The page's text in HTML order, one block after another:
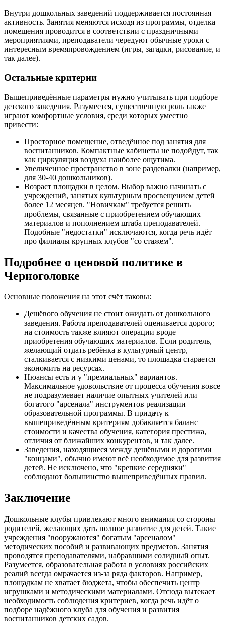
Внутри дошкольных заведений поддерживается постоянная
активность. Занятия меняются исходя из программы, отделка
помещения проводится в соответствии с праздничными
мероприятиями, преподаватели чередуют обычные уроки с
интересным времяпровождением (игры, загадки, рисование, и
так далее).
Остальные критерии
Вышеприведённые параметры нужно учитывать при подборе
детского заведения. Разумеется, существенную роль также
играют комфортные условия, среди которых уместно
привести:
Просторное помещение, отведённое под занятия для
воспитанников. Компактные кабинеты не подойдут, так
как циркуляция воздуха наиболее ощутима.
Увеличенное пространство в зоне раздевалки (например,
для 30-40 дошкольников).
Возраст площадки в целом. Выбор важно начинать с
учреждений, занятых культурным просвещением детей
более 12 месяцев. "Новичкам" требуется решить
проблемы, связанные с приобретением обучающих
материалов и пополнением штаба преподавателей.
Подобные "недостатки" исключаются, когда речь идёт
про филиалы крупных клубов "со стажем".
Подробнее о ценовой политике в
Черноголовке
Основные положения на этот счёт таковы:
Дешёвого обучения не стоит ожидать от дошкольного
заведения. Работа преподавателей оценивается дорого;
на стоимость также влияют операции вроде
приобретения обучающих материалов. Если родитель,
желающий отдать ребёнка в культурный центр,
сталкивается с низкими ценами, то площадка старается
экономить на ресурсах.
Нюансы есть и у "премиальных" вариантов.
Максимальное удовольствие от процесса обучения вовсе
не подразумевает наличие опытных учителей или
богатого "арсенала" инструментов реализации
образовательной программы. В придачу к
вышеприведённым критериям добавляется баланс
стоимости и качества обучения, категория престижа,
отличия от ближайших конкурентов, и так далее.
Заведения, находящиеся между дешёвыми и дорогими
"концами", обычно имеют всё необходимое для развития
детей. Не исключено, что "крепкие середняки"
соблюдают большинство вышеприведённых правил.
Заключение
Дошкольные клубы привлекают много внимания со стороны
родителей, желающих дать полное развитие для детей. Такие
учреждения "вооружаются" богатым "арсеналом"
методических пособий и развивающих предметов. Занятия
проводятся преподавателями, набравшими солидный опыт.
Разумеется, образовательная работа в условиях российских
реалий всегда омрачается из-за ряда факторов. Например,
площадкам не хватает бюджета, чтобы обеспечить центр
игрушками и методическими материалами. Отсюда вытекает
необходимость соблюдения критериев, когда речь идёт о
подборе надёжного клуба для обучения и развития
воспитанников детских садов.